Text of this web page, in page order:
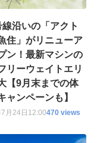
線沿いの「アクト
住」がリニューア
ン！最新マシンの
リーウェイトエリ
【9月末までの体
ャンペーンも】
月24日 12:00470 views